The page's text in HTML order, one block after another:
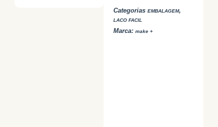
Categorias EMBALAGEM,
LACO FACIL
Marca:make +